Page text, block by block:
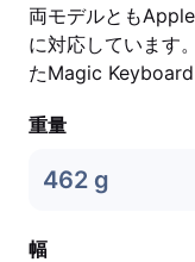
両モデルとも
に対応しています
たMagic Keyboard
重量
462 g
幅